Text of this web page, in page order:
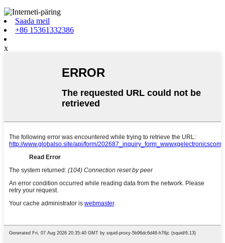
Saada meil
+86 15361332386
x